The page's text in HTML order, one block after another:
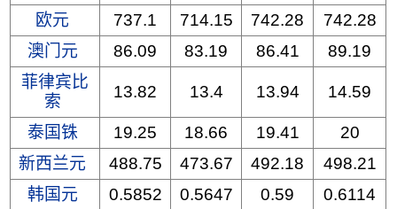
欧元 737.1 714.15 742.28
742.28
澳门元
86.09 83.19 86.41
89.19
菲律宾比
索
13.82 13.4 13.94 14.59
泰国铢 19.25 18.66 19.41
20
新西兰元
488.75 473.67 492.18
498.21
韩国元
0.5852 0.5647 0.59
0.6114